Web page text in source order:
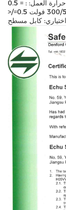
اختياري: كابل مسطح